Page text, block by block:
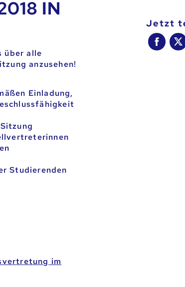
IN
über alle
anzusehen!
Einladung,
Studierenden
im
jetzt